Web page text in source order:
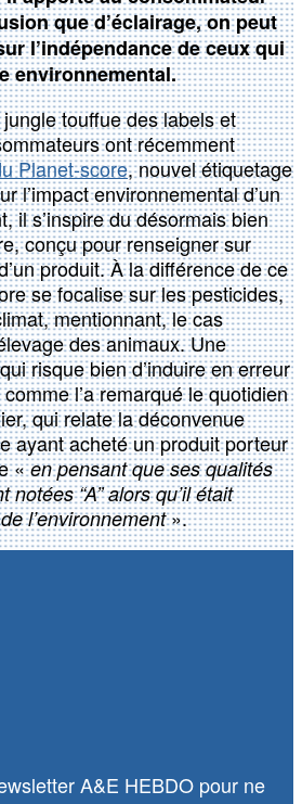
que d’éclairage, on peut
l’indépendance de ceux qui
environnemental.
touffue des labels et
ont récemment
Planet-score, nouvel étiquetage
l’impact environnemental d’un
il s’inspire du désormais bien
conçu pour renseigner sur
produit. À la différence de ce
se focalise sur les pesticides,
mentionnant, le cas
des animaux. Une
risque bien d’induire en erreur
l’a remarqué le quotidien
qui relate la déconvenue
ayant acheté un produit porteur
«en pensant que ses qualités
“A” alors qu’il était
l’environnement».
A&E HEBDO pour ne